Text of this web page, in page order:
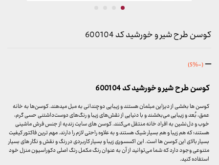
کوسن طرح شیر و خورشید کد 600104
–محدوده
599,000 تومان
تا
699,000 تومان
(-5%)
کوسن طرح شیر و خورشید کد 600104
کوسن ها بخشی از دیزاین مبلمان هستند و زیبایی دوچندانی به مبل میدهند. کوسن‌ها به خانه
عمق، بُعد و زیبایی می‌بخشند و با دنیایی از نقش‌های زیبا و رنگ‌های دوست‌داشتنی حسی گرم،
خوب و دل‌نشین به افراد خانه منتقل می‌کنند. کوسن های سایت زندیه از جنس فرش ماشینی
هستند؛ که هم زیبا و هم بسیار شیک هستند و به علاوه راحتی لازم را دارند. مهم ترین فاکتور کیفیت
بسیار بالای این کوسن ها است. این اکسسوری زیبا و بسیار کاربردی در رنگ و نقش و نگار های بسیار
متنوعی وجود دارد که شما می‌توانید از آن به عنوان رنگ مکمل رنگ اصلی دکوراسیون منزل خود
استفاده کنید.